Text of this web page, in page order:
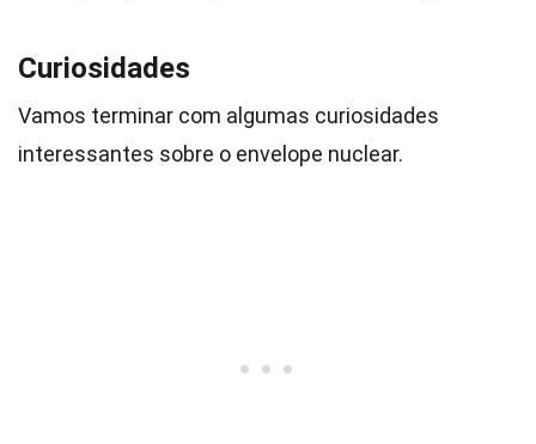
Curiosidades
Vamos terminar com algumas curiosidades
interessantes sobre o envelope nuclear.